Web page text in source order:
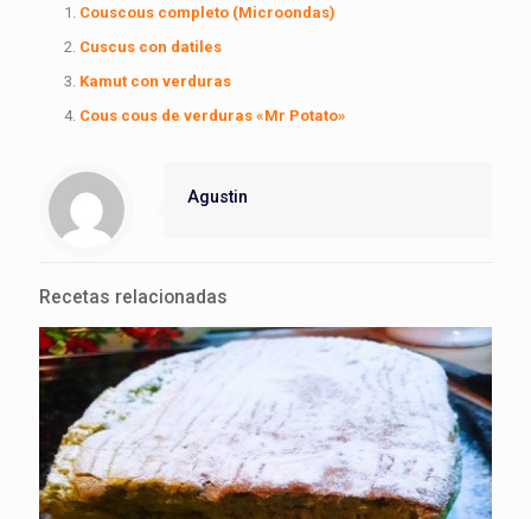
Couscous completo (Microondas)
Cuscus con datiles
Kamut con verduras
Cous cous de verduras «Mr Potato»
Agustin
Recetas relacionadas